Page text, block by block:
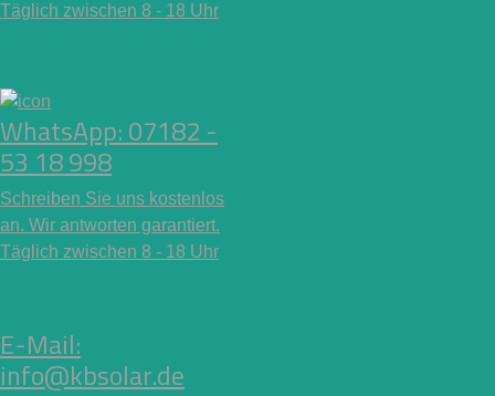
Täglich zwischen 8 - 18 Uhr
WhatsApp: 07182 -
53 18 998
Schreiben Sie uns kostenlos
an. Wir antworten garantiert.
Täglich zwischen 8 - 18 Uhr
E-Mail:
info@kbsolar.de